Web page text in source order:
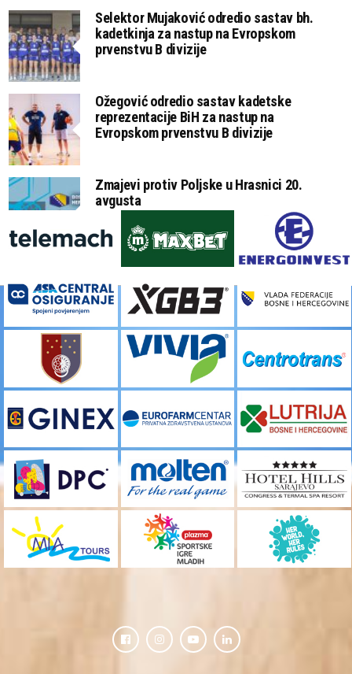
Selektor Mujaković odredio sastav bh.
kadetkinja za nastup na Evropskom
prvenstvu B divizije
Ožegović odredio sastav kadetske
reprezentacije BiH za nastup na
Evropskom prvenstvu B divizije
Zmajevi protiv Poljske u Hrasnici 20.
avgusta